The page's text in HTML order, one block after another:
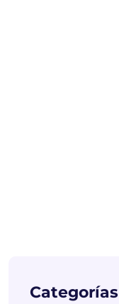
Categorías